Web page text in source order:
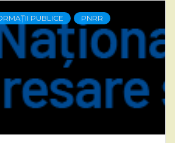
PUBLICE
PNRR